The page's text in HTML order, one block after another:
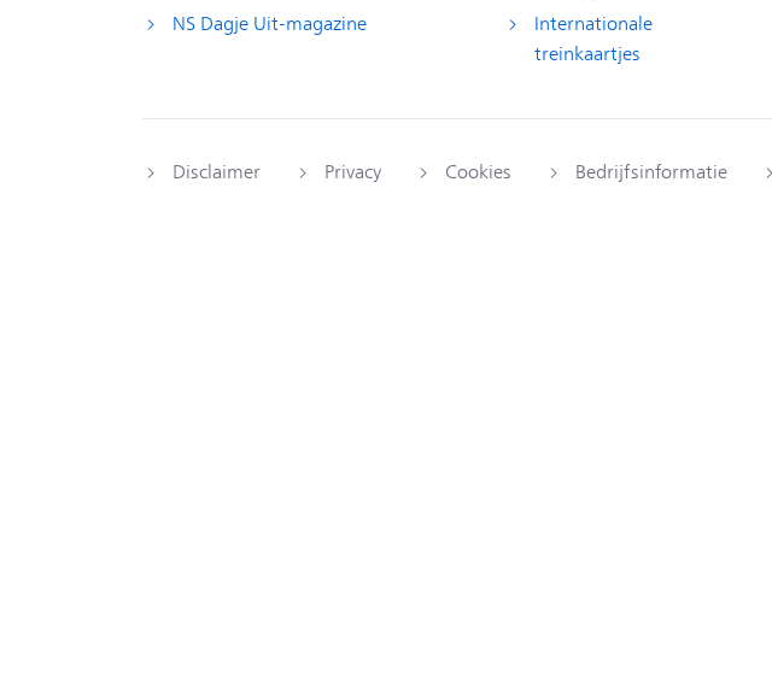
NS Dagje Uit-magazine
Internationale
treinkaartjes
Disclaimer Privacy Cookies Bedrijfsinformatie